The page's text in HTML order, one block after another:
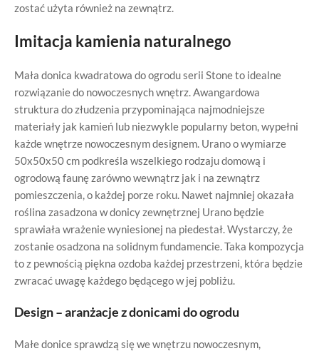
zostać użyta również na zewnątrz.
Imitacja kamienia naturalnego
Mała donica kwadratowa do ogrodu serii Stone to idealne
rozwiązanie do nowoczesnych wnętrz. Awangardowa
struktura do złudzenia przypominająca najmodniejsze
materiały jak kamień lub niezwykle popularny beton, wypełni
każde wnętrze nowoczesnym designem. Urano o wymiarze
50x50x50 cm podkreśla wszelkiego rodzaju domową i
ogrodową faunę zarówno wewnątrz jak i na zewnątrz
pomieszczenia, o każdej porze roku. Nawet najmniej okazała
roślina zasadzona w donicy zewnętrznej Urano będzie
sprawiała wrażenie wyniesionej na piedestał. Wystarczy, że
zostanie osadzona na solidnym fundamencie. Taka kompozycja
to z pewnością piękna ozdoba każdej przestrzeni, która będzie
zwracać uwagę każdego będącego w jej pobliżu.
Design – aranżacje z donicami do ogrodu
Małe donice sprawdzą się we wnętrzu nowoczesnym,